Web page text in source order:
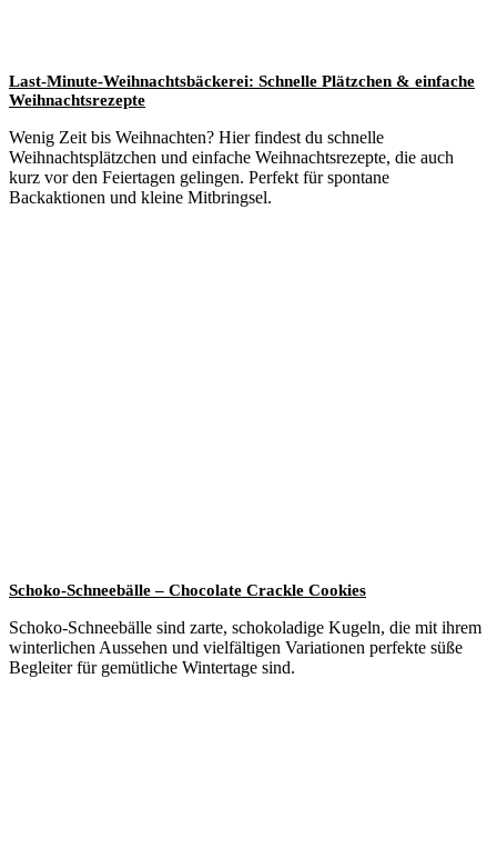
Last-Minute-Weihnachtsbäckerei: Schnelle Plätzchen & einfache
Weihnachtsrezepte
Wenig Zeit bis Weihnachten? Hier findest du schnelle
Weihnachtsplätzchen und einfache Weihnachtsrezepte, die auch
kurz vor den Feiertagen gelingen. Perfekt für spontane
Backaktionen und kleine Mitbringsel.
Schoko-Schneebälle – Chocolate Crackle Cookies
Schoko-Schneebälle sind zarte, schokoladige Kugeln, die mit ihrem
winterlichen Aussehen und vielfältigen Variationen perfekte süße
Begleiter für gemütliche Wintertage sind.